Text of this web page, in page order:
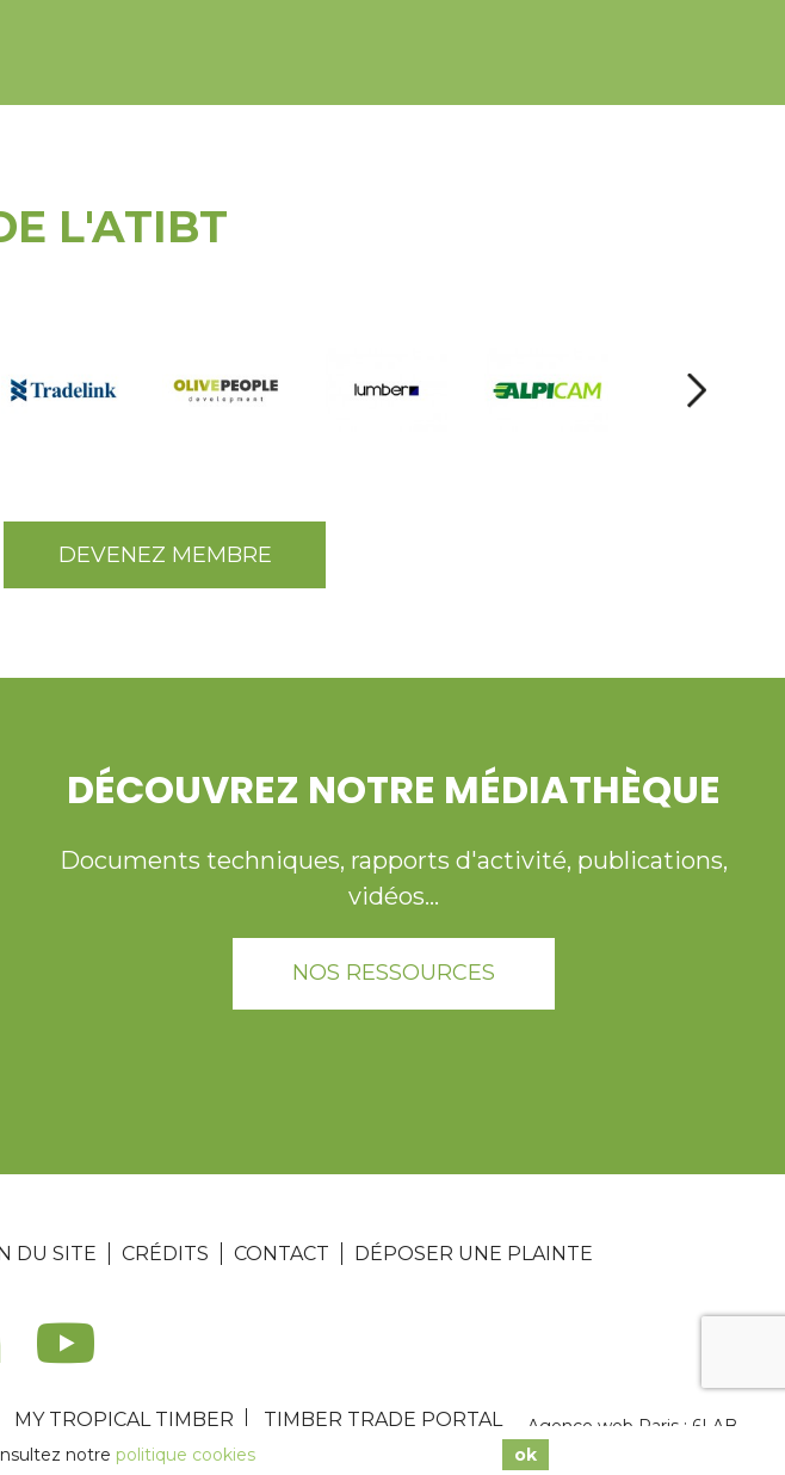
L'ATIBT
DEVENEZ MEMBRE
DÉCOUVREZ NOTRE MÉDIATHÈQUE
Documents techniques, rapports d'activité, publications,
vidéos...
NOS RESSOURCES
DU SITE CRÉDITS CONTACT DÉPOSER UNE PLAINTE
MY TROPICAL TIMBER TIMBER TRADE PORTAL Agence web Paris : 6LAB
notre politique cookies ok